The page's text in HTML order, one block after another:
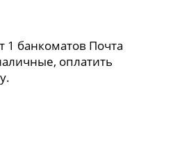
1 банкоматов Почта
оплатить